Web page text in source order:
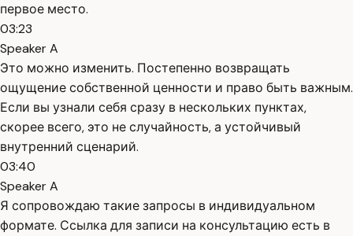
первое место.
03:23
Speaker A
Это можно изменить. Постепенно возвращать
ощущение собственной ценности и право быть важным.
Если вы узнали себя сразу в нескольких пунктах,
скорее всего, это не случайность, а устойчивый
внутренний сценарий.
03:40
Speaker A
Я сопровождаю такие запросы в индивидуальном
формате. Ссылка для записи на консультацию есть в